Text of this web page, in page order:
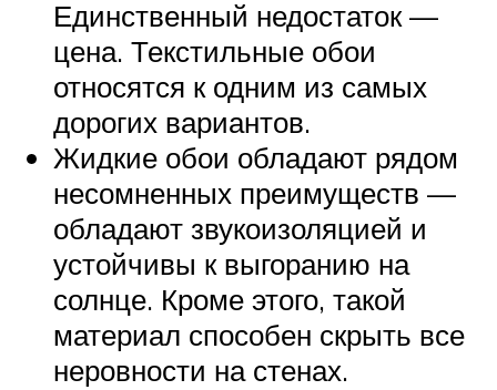
Единственный недостаток —
цена. Текстильные обои
относятся к одним из самых
дорогих вариантов.
Жидкие обои обладают рядом
несомненных преимуществ —
обладают звукоизоляцией и
устойчивы к выгоранию на
солнце. Кроме этого, такой
материал способен скрыть все
неровности на стенах.